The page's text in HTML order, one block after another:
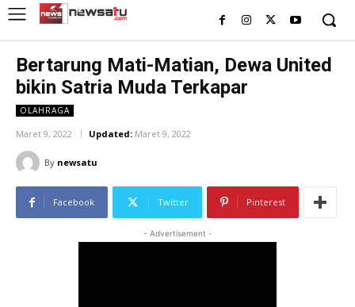
Bertarung Mati-Matian, Dewa United
bikin Satria Muda Terkapar
OLAHRAGA
Maret 9, 2022 Updated: Maret 9, 2022
By newsatu
Facebook Twitter Pinterest
- Advertisement -